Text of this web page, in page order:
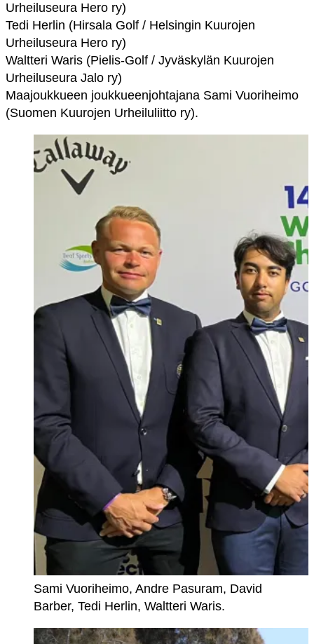
Urheiluseura Hero ry)
Tedi Herlin (Hirsala Golf / Helsingin Kuurojen
Urheiluseura Hero ry)
Waltteri Waris (Pielis-Golf / Jyväskylän Kuurojen
Urheiluseura Jalo ry)
Maajoukkueen joukkueenjohtajana Sami Vuoriheimo
(Suomen Kuurojen Urheiluliitto ry).
Sami Vuoriheimo, Andre Pasuram, David
Barber, Tedi Herlin, Waltteri Waris.